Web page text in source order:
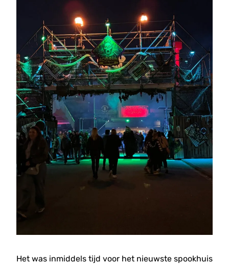
Het was inmiddels tijd voor het nieuwste spookhuis